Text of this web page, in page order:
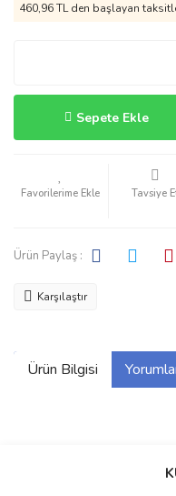
460,96 TL den başlayan
Sepete Ekle
Tavsiye
Ürün Paylaş :
Karşılaştır
Ürün Bilgisi
Bu